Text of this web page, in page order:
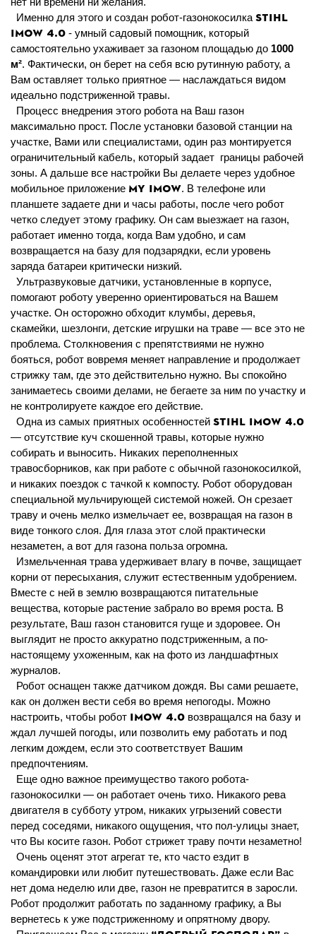
Именно для этого и создан робот-газонокосилка STIHL
iMOW 4.0 - умный садовый помощник, который
самостоятельно ухаживает за газоном площадью до 1000
м². Фактически, он берет на себя всю рутинную работу, а
Вам оставляет только приятное — наслаждаться видом
идеально подстриженной травы.
Процесс внедрения этого робота на Ваш газон
максимально прост. После установки базовой станции на
участке, Вами или специалистами, один раз монтируется
ограничительный кабель, который задает границы рабочей
зоны. А дальше все настройки Вы делаете через удобное
мобильное приложение MY IMOW. В телефоне или
планшете задаете дни и часы работы, после чего робот
четко следует этому графику. Он сам выезжает на газон,
работает именно тогда, когда Вам удобно, и сам
возвращается на базу для подзарядки, если уровень
заряда батареи критически низкий.
Ультразвуковые датчики, установленные в корпусе,
помогают роботу уверенно ориентироваться на Вашем
участке. Он осторожно обходит клумбы, деревья,
скамейки, шезлонги, детские игрушки на траве — все это не
проблема. Столкновения с препятствиями не нужно
бояться, робот вовремя меняет направление и продолжает
стрижку там, где это действительно нужно. Вы спокойно
занимаетесь своими делами, не бегаете за ним по участку и
не контролируете каждое его действие.
Одна из самых приятных особенностей STIHL iMOW 4.0
— отсутствие куч скошенной травы, которые нужно
собирать и выносить. Никаких переполненных
травосборников, как при работе с обычной газонокосилкой,
и никаких поездок с тачкой к компосту. Робот оборудован
специальной мульчирующей системой ножей. Он срезает
траву и очень мелко измельчает ее, возвращая на газон в
виде тонкого слоя. Для глаза этот слой практически
незаметен, а вот для газона польза огромна.
Измельченная трава удерживает влагу в почве, защищает
корни от пересыхания, служит естественным удобрением.
Вместе с ней в землю возвращаются питательные
вещества, которые растение забрало во время роста. В
результате, Ваш газон становится гуще и здоровее. Он
выглядит не просто аккуратно подстриженным, а по-
настоящему ухоженным, как на фото из ландшафтных
журналов.
Робот оснащен также датчиком дождя. Вы сами решаете,
как он должен вести себя во время непогоды. Можно
настроить, чтобы робот iMOW 4.0 возвращался на базу и
ждал лучшей погоды, или позволить ему работать и под
легким дождем, если это соответствует Вашим
предпочтениям.
Еще одно важное преимущество такого робота-
газонокосилки — он работает очень тихо. Никакого рева
двигателя в субботу утром, никаких угрызений совести
перед соседями, никакого ощущения, что пол-улицы знает,
что Вы косите газон. Робот стрижет траву почти незаметно!
Очень оценят этот агрегат те, кто часто ездит в
командировки или любит путешествовать. Даже если Вас
нет дома неделю или две, газон не превратится в заросли.
Робот продолжит работать по заданному графику, а Вы
вернетесь к уже подстриженному и опрятному двору.